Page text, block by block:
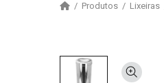
Produtos Lixeiras